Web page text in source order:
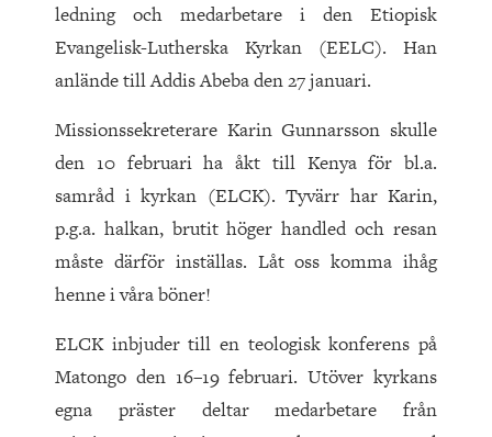
ledning och medarbetare i den Etiopisk
Evangelisk-Lutherska Kyrkan (EELC). Han
anlände till Addis Abeba den 27 januari.
Missionssekreterare Karin Gunnarsson skulle
den 10 februari ha åkt till Kenya för bl.a.
samråd i kyrkan (ELCK). Tyvärr har Karin,
p.g.a. halkan, brutit höger handled och resan
måste därför inställas. Låt oss komma ihåg
henne i våra böner!
ELCK inbjuder till en teologisk konferens på
Matongo den 16–19 februari. Utöver kyrkans
egna präster deltar medarbetare från